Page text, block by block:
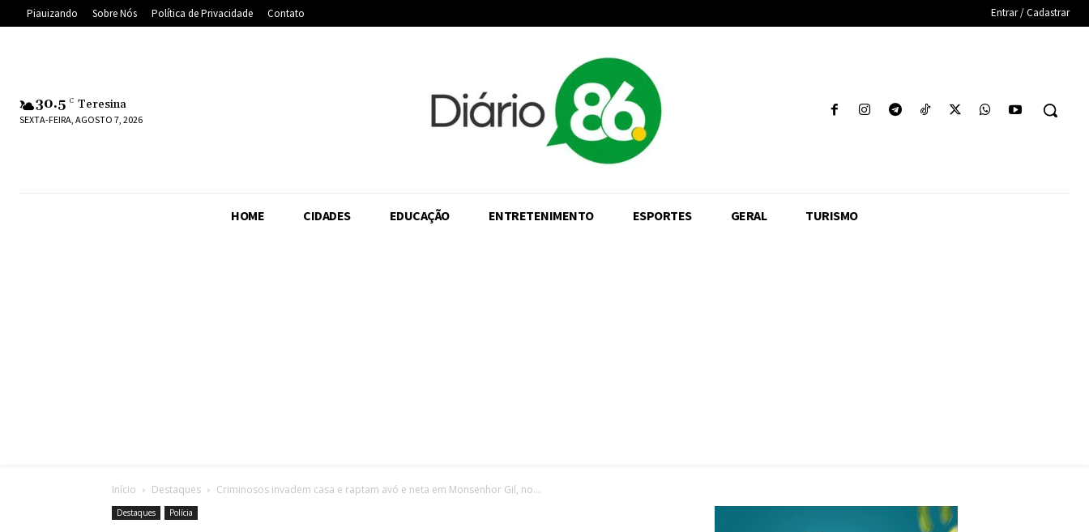
Piauizando Sobre Nós Política de Privacidade Contato Entrar / Cadastrar
30.5 C Teresina
SEXTA-FEIRA, AGOSTO 7, 2026
HOME CIDADES EDUCAÇÃO ENTRETENIMENTO ESPORTES GERAL TURISMO
Início Destaques Criminosos invadem casa e raptam avó e neta em Monsenhor Gil, no...
Destaques Polícia